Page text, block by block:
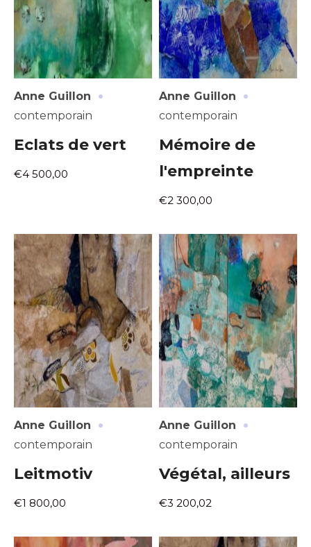
Anne Guillon ·
contemporain
Eclats de vert
€4 500,00
Anne Guillon ·
contemporain
Mémoire de
l'empreinte
€2 300,00
Anne Guillon ·
contemporain
Leitmotiv
€1 800,00
Anne Guillon ·
contemporain
Végétal, ailleurs
€3 200,02